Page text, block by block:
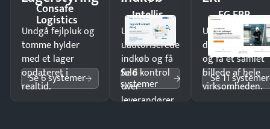
Consafe
Logistics
Undgå fejlpluk og
tomme hylder
med et lager
opdateret i
realtid.
Se 6 systemer
Intellis
Undgå
uautoriserede
indkøb og få
fuld kontrol
over
leverandører
Se 6
systemer
EG ERP
Undgå
og få ét samlet
billede af hele
virksomheden.
Se 11 systemer